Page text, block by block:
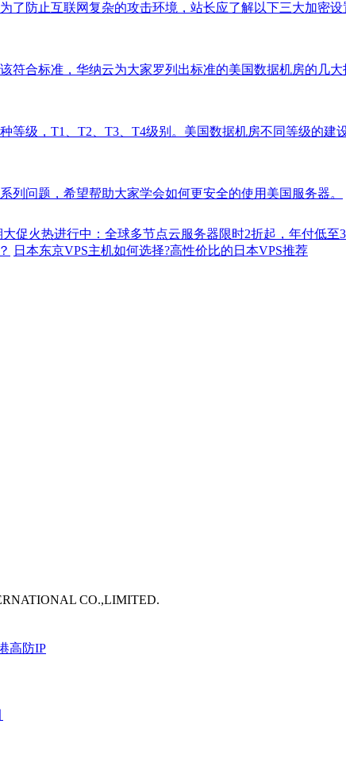
防止互联网复杂的攻击环境，站长应了解以下三大加密设
合标准，华纳云为大家罗列出标准的美国数据机房的几大
级，T1、T2、T3、T4级别。美国数据机房不同等级的建
问题，希望帮助大家学会如何更安全的使用美国服务器。
大促火热进行中：全球多节点云服务器限时2折起，年付低至
日本东京VPS主机如何选择?高性价比的日本VPS推荐
CO.,LIMITED.
高防IP